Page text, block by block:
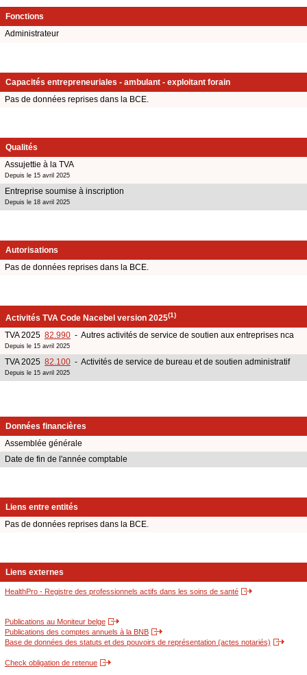
Fonctions
Administrateur
Capacités entrepreneuriales - ambulant - exploitant forain
Pas de données reprises dans la BCE.
Qualités
Assujettie à la TVA
Depuis le 15 avril 2025
Entreprise soumise à inscription
Depuis le 18 avril 2025
Autorisations
Pas de données reprises dans la BCE.
Activités TVA Code Nacebel version 2025(1)
TVA 2025 82.990 - Autres activités de service de soutien aux entreprises nca
Depuis le 15 avril 2025
TVA 2025 82.100 - Activités de service de bureau et de soutien administratif
Depuis le 15 avril 2025
Données financières
Assemblée générale
Date de fin de l'année comptable
Liens entre entités
Pas de données reprises dans la BCE.
Liens externes
HealthPro - Registre des professionnels actifs dans les soins de santé
Publications au Moniteur belge
Publications des comptes annuels à la BNB
Base de données des statuts et des pouvoirs de représentation (actes notariés)
Check obligation de retenue